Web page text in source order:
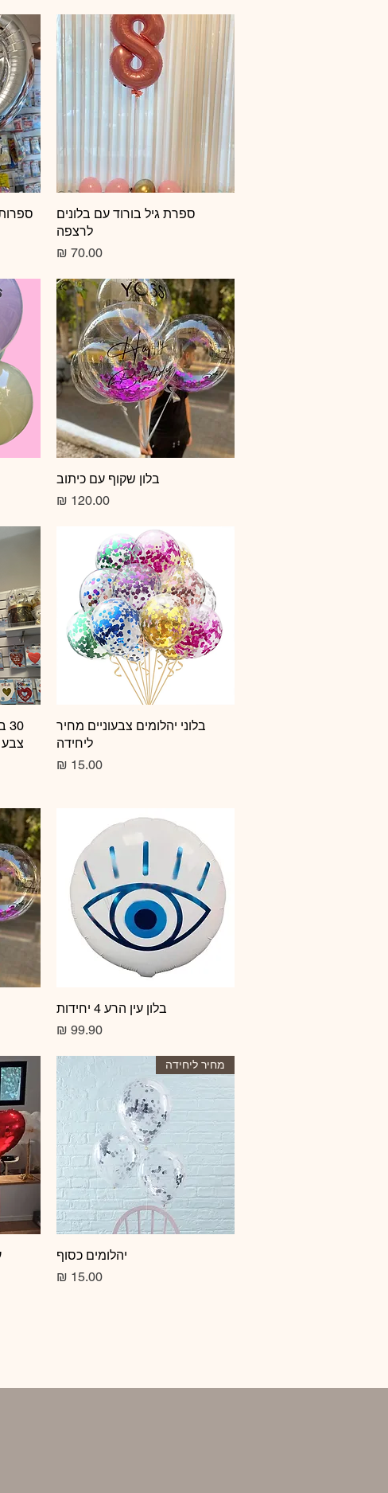
תצוגה מהירה
ספרת גיל בורוד עם בלונים
לרצפה
מחיר‏70.00 ‏₪
תצוגה מהירה
בלון שקוף עם כיתוב
מחיר‏120.00 ‏₪
תצוגה מהירה
בלוני יהלומים צבעוניים מחיר
ליחידה
מחיר‏15.00 ‏₪
תצוגה מהירה
בלון עין הרע 4 יחידות
מחיר‏99.90 ‏₪
תצוגה מהירה
מחיר ליחידה
יהלומים כסוף
מחיר‏15.00 ‏₪